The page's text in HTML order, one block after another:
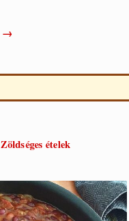
Kukoricás
→
Zöldséges ételek